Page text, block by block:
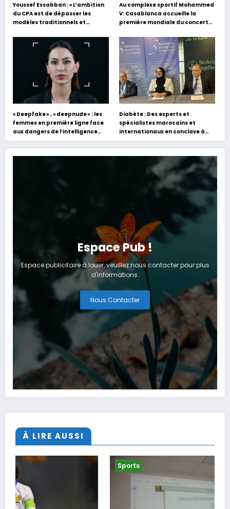
Youssef Essabban : « L’ambition
du CPA est de dépasser les
modèles traditionnels et
s’appuyant sur le partage des
expériences »
Au complexe sportif Mohammed
V: Casablanca accueille la
première mondiale du concert
« Deepfake » , « deepnude » : les
femmes en première ligne face
aux dangers de l’intelligence
artificielle
Diabète : Des experts et
spécialistes marocains et
internationaux en conclave à
Tanger
Espace Pub !
Espace publicitaire à louer, veuillez nous contacter pour plus
d'informations.
Nous Contacter
À LIRE AUSSI